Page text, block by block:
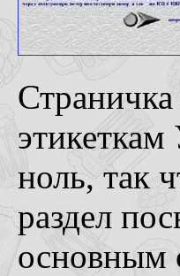
ноль, так
раздел
основным